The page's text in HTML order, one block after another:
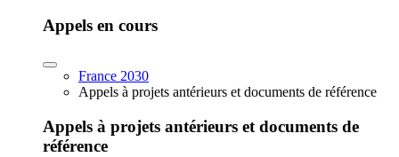
Appels en cours
France 2030
Appels à projets antérieurs et documents de référence
Appels à projets antérieurs et documents de
référence